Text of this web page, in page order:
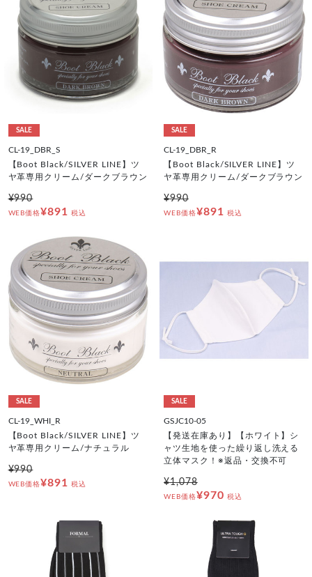
SALE
CL-19_DBR_S
【Boot Black/SILVER LINE】ツ
ヤ革専用クリーム/ダークブラウン
¥990
WEB価格¥891 税込
SALE
CL-19_DBR_R
【Boot Black/SILVER LINE】ツ
ヤ革専用クリーム/ダークブラウン
¥990
WEB価格¥891 税込
SALE
CL-19_WHI_R
【Boot Black/SILVER LINE】ツ
ヤ革専用クリーム/ナチュラル
¥990
WEB価格¥891 税込
SALE
GSJC10-05
【発送在庫あり】【ホワイト】シ
ャツ生地を使った繰り返し洗える
立体マスク！※返品・交換不可
¥1,078
WEB価格¥970 税込